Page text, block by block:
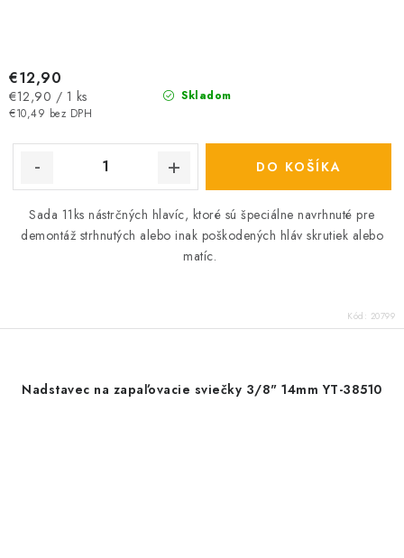
Skladom
€10,49 bez DPH
€12,90
Jednotková
cena:
€12,90 / 1 ks
DO KOŠÍKA
Sada 11ks nástrčných hlavíc, ktoré sú špeciálne navrhnuté pre
demontáž strhnutých alebo inak poškodených hláv skrutiek alebo
matíc.
Kód: 20799
Nadstavec na zapaľovacie sviečky 3/8" 14mm YT-38510